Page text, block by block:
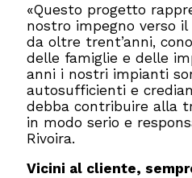
«Questo progetto
nostro impegno verso
da oltre trent’anni,
delle famiglie e delle
anni i nostri impianti
autosufficienti e
debba contribuire alla
in modo serio e
Rivoira.
Vicini al cliente,